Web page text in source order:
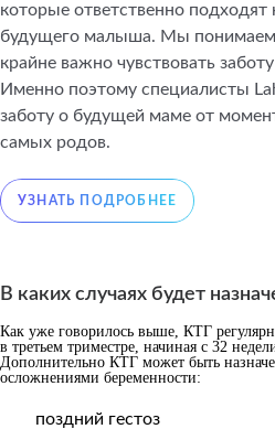
которые ответственно
будущего малыша. Мы
крайне важно чувствовать
Именно поэтому специалисты
заботу о будущей маме от
самых родов.
В каких случаях будет
Как уже говорилось выше, КТГ
в третьем триместре, начиная с 32
Дополнительно КТГ может быть
осложнениями беременности:
поздний гестоз